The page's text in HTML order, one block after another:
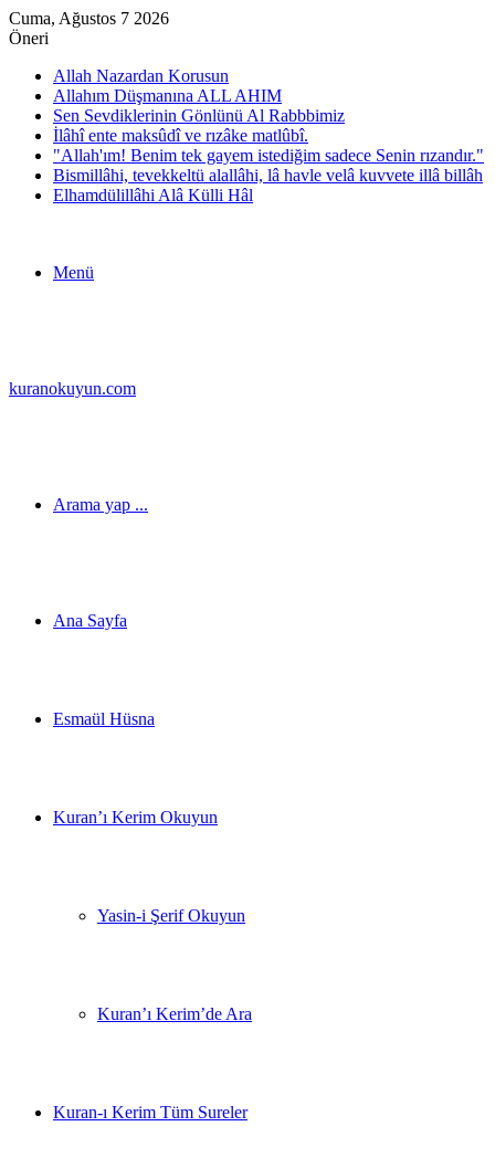
Cuma, Ağustos 7 2026
Öneri
Allah Nazardan Korusun
Allahım Düşmanına ALL AHIM
Sen Sevdiklerinin Gönlünü Al Rabbbimiz
İlâhî ente maksûdî ve rızâke matlûbî.
"Allah'ım! Benim tek gayem istediğim sadece Senin rızandır."
Bismillâhi, tevekkeltü alallâhi, lâ havle velâ kuvvete illâ billâh
Elhamdülillâhi Alâ Külli Hâl
Menü
kuranokuyun.com
Arama yap ...
Ana Sayfa
Esmaül Hüsna
Kuran’ı Kerim Okuyun
Yasin-i Şerif Okuyun
Kuran’ı Kerim’de Ara
Kuran-ı Kerim Tüm Sureler